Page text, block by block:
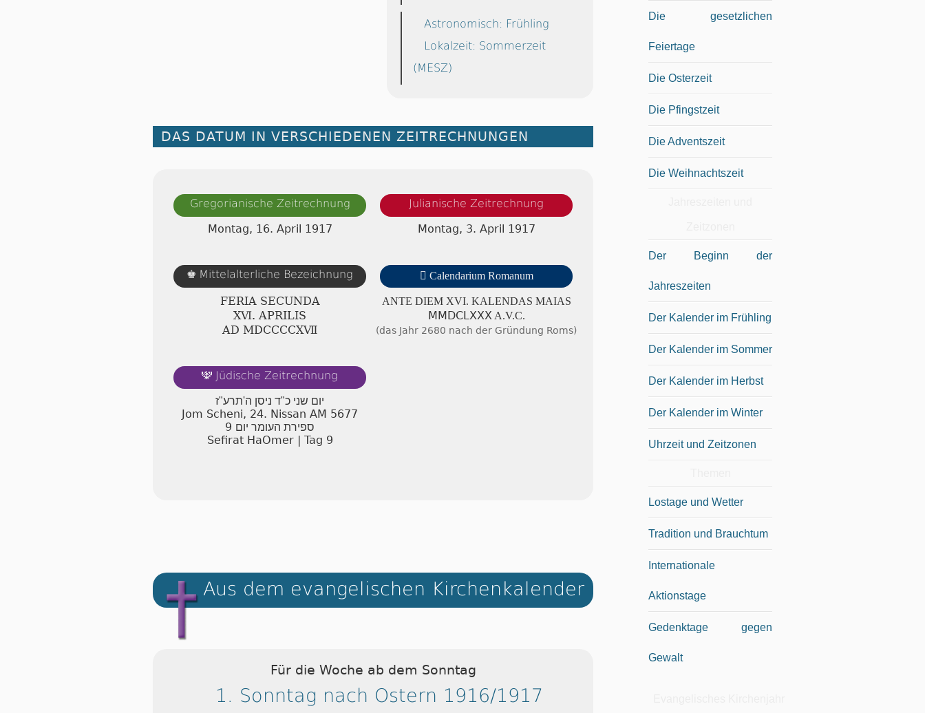
Astronomisch: Frühling
Lokalzeit: Sommerzeit
(MESZ)
DAS DATUM IN VERSCHIEDENEN ZEITRECHNUNGEN
Gregorianische Zeitrechnung
Montag, 16. April 1917
Julianische Zeitrechnung
Montag, 3. April 1917
♚ Mittelalterliche Bezeichnung
FERIA SECUNDA
ⅩⅥ. APRILIS
AD ⅯⅮⅭⅭⅭⅭⅩⅦ
 Calendarium Romanum
ANTE DIEM XVI. KA­LEN­DAS MAIAS
ⅯⅯⅮⅭⅬⅩⅩⅩ A.V.C.
(das Jahr 2680 nach der Gründung Roms)
🕎 Jüdische Zeitrechnung
יום שני כ"ד ניסן ה'תרע"ז
Jom Scheni, 24. Nissan AM 5677
9 ספירת העומר יום
Sefirat HaOmer | Tag 9
Aus dem evangelischen Kirchenkalender
Für die Woche ab dem Sonntag
1. Sonntag nach Ostern 1916/1917
Die gesetzlichen
Feiertage
Die Osterzeit
Die Pfingstzeit
Die Adventszeit
Die Weihnachtszeit
Der Beginn der
Jahreszeiten
Der Kalender im Frühling
Der Kalender im Sommer
Der Kalender im Herbst
Der Kalender im Winter
Uhrzeit und Zeitzonen
Lostage und Wetter
Tradition und Brauchtum
Internationale
Aktionstage
Gedenktage gegen
Gewalt